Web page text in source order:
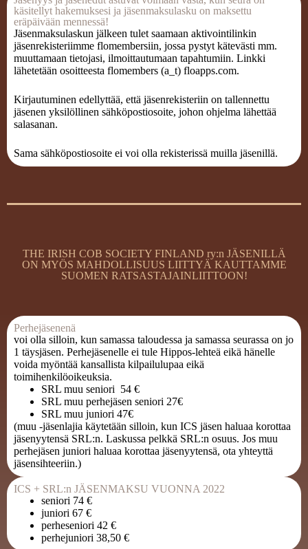
käsitellyt hakemuksesi ja jäsenmaksulasku on maksettu
eräpäivään mennessä!
Jäsenmaksulaskun jälkeen tulet saamaan aktivointilinkin
jäsenrekisteriimme flomembersiin, jossa pystyt kätevästi mm.
muuttamaan tietojasi, ilmoittautumaan tapahtumiin. Linkki
lähetetään osoitteesta flomembers (a_t) floapps.com.
Kirjautuminen edellyttää, että jäsenrekisteriin on tallennettu
jäsenen yksilöllinen sähköpostiosoite, johon ohjelma lähettää
salasanan.
Sama sähköpostiosoite ei voi olla rekisterissä muilla jäsenillä.
THE IRISH COB SOCIETY FINLAND ry:n JÄSENILLÄ
ON MYÖS MAHDOLLISUUS LIITTYÄ KAUTTAMME
SUOMEN RATSASTAJAINLIITTOON!
Perhejäsenenä
voi olla silloin, kun samassa taloudessa ja samassa seurassa on jo
1 täysjäsen. Perhejäsenelle ei tule Hippos-lehteä eikä hänelle
voida myöntää kansallista kilpailulupaa eikä
toimihenkilöoikeuksia.
SRL muu seniori 54 €
SRL muu perhejäsen seniori 27€
SRL muu juniori 47€
(muu -jäsenlajia käytetään silloin, kun ICS jäsen haluaa korottaa
jäsenyytensä SRL:n. Laskussa pelkkä SRL:n osuus. Jos muu
perhejäsen juniori haluaa korottaa jäsenyytensä, ota yhteyttä
jäsensihteeriin.)
ICS + SRL:n JÄSENMAKSU VUONNA 2022
seniori 74 €
juniori 67 €
perheseniori 42 €
perhejuniori 38,50 €